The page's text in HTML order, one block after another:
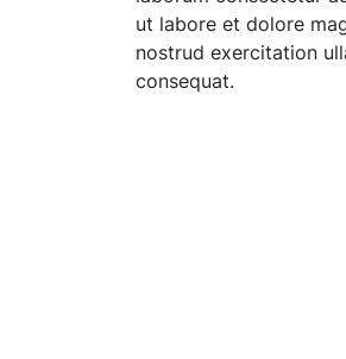
ut labore et dolore
nostrud exercitation
consequat.